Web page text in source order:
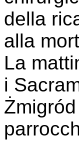
della
alla
La
i